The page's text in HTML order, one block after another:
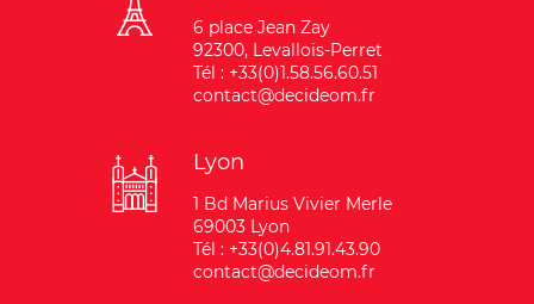
6 place Jean Zay
92300, Levallois-Perret
Tél : +33(0)1.58.56.60.51
contact@decideom.fr
Lyon
1 Bd Marius Vivier Merle
69003 Lyon
Tél : +33(0)4.81.91.43.90
contact@decideom.fr